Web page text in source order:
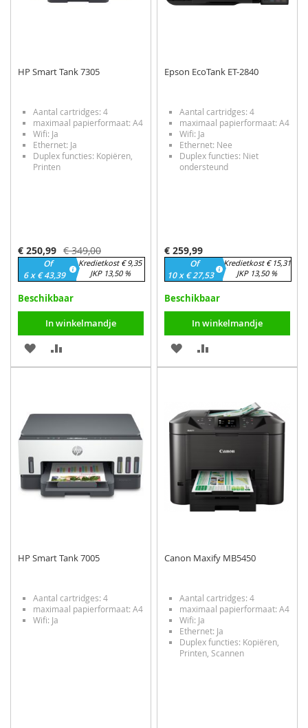
HP Smart Tank 7305
Aantal cartridges: 4
maximaal papierformaat: A4
Wifi: Ja
Ethernet: Ja
Duplex functies: Kopiëren,
Printen
Speciale
prijs
€ 250,99 € 349,00
Of
6 x € 43,39
Kredietkost € 9,35
JKP 13,50 %
Beschikbaar
In winkelmandje
VOEG
TOE OM
Epson EcoTank ET-2840
Aantal cartridges: 4
maximaal papierformaat: A4
Wifi: Ja
Ethernet: Nee
Duplex functies: Niet
ondersteund
€ 259,99
Of
10 x € 27,53
Kredietkost € 15,31
JKP 13,50 %
Beschikbaar
In winkelmandje
VOEG
TOE
VERLANGLIJST
OM
VERGELIJKEN
HP Smart Tank 7005
Aantal cartridges: 4
maximaal papierformaat: A4
Wifi: Ja
Canon Maxify MB5450
Aantal cartridges: 4
maximaal papierformaat: A4
Wifi: Ja
Ethernet: Ja
Duplex functies: Kopiëren,
Printen, Scannen